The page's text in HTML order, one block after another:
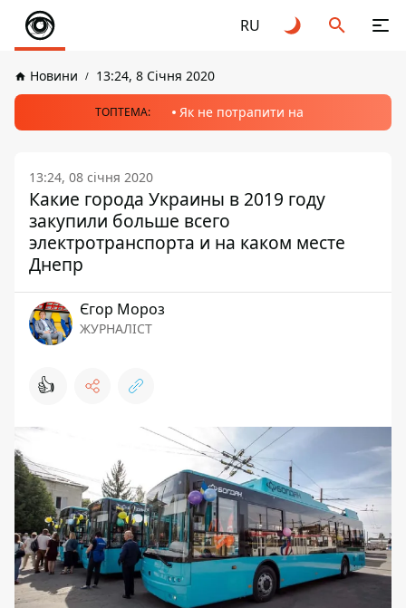
RU
Новини 13:24, 8 Січня 2020
ТОПТЕМА: Як не потрапити на
13:24, 08 січня 2020
Какие города Украины в 2019 году
закупили больше всего
электротранспорта и на каком месте
Днепр
Єгор Мороз
ЖУРНАЛІСТ
👍